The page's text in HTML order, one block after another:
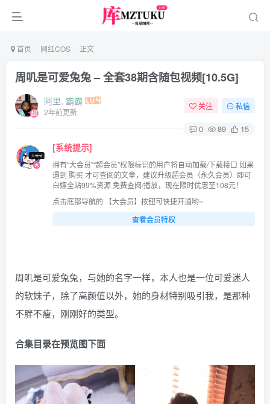
首页 网红COS 正文
周叽是可爱兔兔 – 全套38期含随包视频[10.5G]
阿里, 霸霸
2年前更新
关注 私信
0 89 15
[系统提示]
拥有“大会员”“超会员”权限标识的用户将自动加载/下载接口 如果
遇到 购买 才可查阅的文章，建议升级超会员（永久会员）即可
白嫖全站99%资源 免费查阅/播放，现在限时优惠至108元！
点击底部导航的 【大会员】按钮可快捷开通哟~
查看会员特权
周叽是可爱兔兔，与她的名字一样，本人也是一位可爱迷人
的软妹子，除了高颜值以外，她的身材特别吸引我，是那种
不胖不瘦，刚刚好的类型。
合集目录在预览图下面